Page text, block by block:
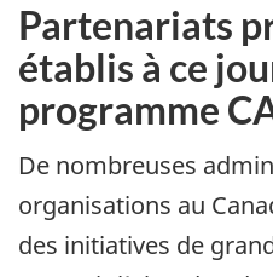
Partenariats
établis à ce
programme
De nombreuses
organisations au
des initiatives de